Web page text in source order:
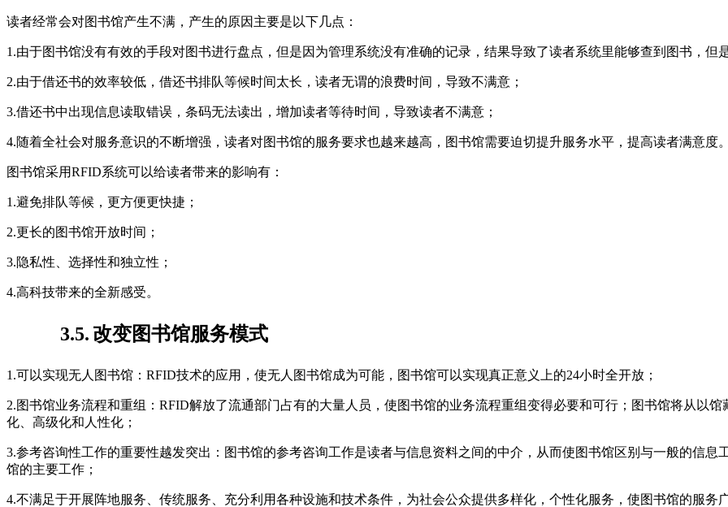
读者经常会对图书馆产生不满，产生的原因主要是以下几点：
1.由于图书馆没有有效的手段对图书进行盘点，但是因为管理系统没有准确的记录，结果导致了读者系统里能够查到图书，但
2.由于借还书的效率较低，借还书排队等候时间太长，读者无谓的浪费时间，导致不满意；
3.借还书中出现信息读取错误，条码无法读出，增加读者等待时间，导致读者不满意；
4.随着全社会对服务意识的不断增强，读者对图书馆的服务要求也越来越高，图书馆需要迫切提升服务水平，提高读者满意度。
图书馆采用RFID系统可以给读者带来的影响有：
1.避免排队等候，更方便更快捷；
2.更长的图书馆开放时间；
3.隐私性、选择性和独立性；
4.高科技带来的全新感受。
3.5. 改变图书馆服务模式
1.可以实现无人图书馆：RFID技术的应用，使无人图书馆成为可能，图书馆可以实现真正意义上的24小时全开放；
2.图书馆业务流程和重组：RFID解放了流通部门占有的大量人员，使图书馆的业务流程重组变得必要和可行；图书馆将从以
化、高级化和人性化；
3.参考咨询性工作的重要性越发突出：图书馆的参考咨询工作是读者与信息资料之间的中介，从而使图书馆区别与一般的信
馆的主要工作；
4.不满足于开展阵地服务、传统服务、充分利用各种设施和技术条件，为社会公众提供多样化，个性化服务，使图书馆的服务